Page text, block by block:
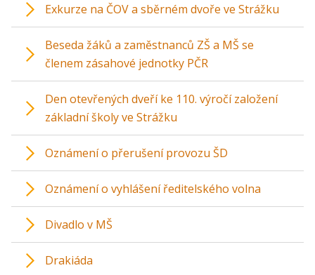
Exkurze na ČOV a sběrném dvoře ve Strážku
Beseda žáků a zaměstnanců ZŠ a MŠ se
členem zásahové jednotky PČR
Den otevřených dveří ke 110. výročí založení
základní školy ve Strážku
Oznámení o přerušení provozu ŠD
Oznámení o vyhlášení ředitelského volna
Divadlo v MŠ
Drakiáda